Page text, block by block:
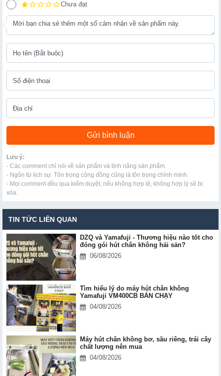
Chưa đạt
Lưu ý:
- Các comment chỉ nói về sản phẩm và tính năng sản phẩm.
- Ngôn từ lịch sự. Tôn trọng cộng đồng cũng là tôn trọng chính mình.
- Mọi comment đều qua kiểm duyệt, nếu không hợp lệ, không hợp lý sẽ bị
xóa.
TIN TỨC LIÊN QUAN
DZQ và Yamafuji - Thương hiệu nào tốt cho
đóng gói hút chân không hải sản?
06/08/2026
Tìm hiểu lý do máy hút chân không
Yamafuji VM400CB BÁN CHẠY
04/08/2026
Máy hút chân không bơ, sầu riêng, trái cây
chất lượng nên mua
04/08/2026